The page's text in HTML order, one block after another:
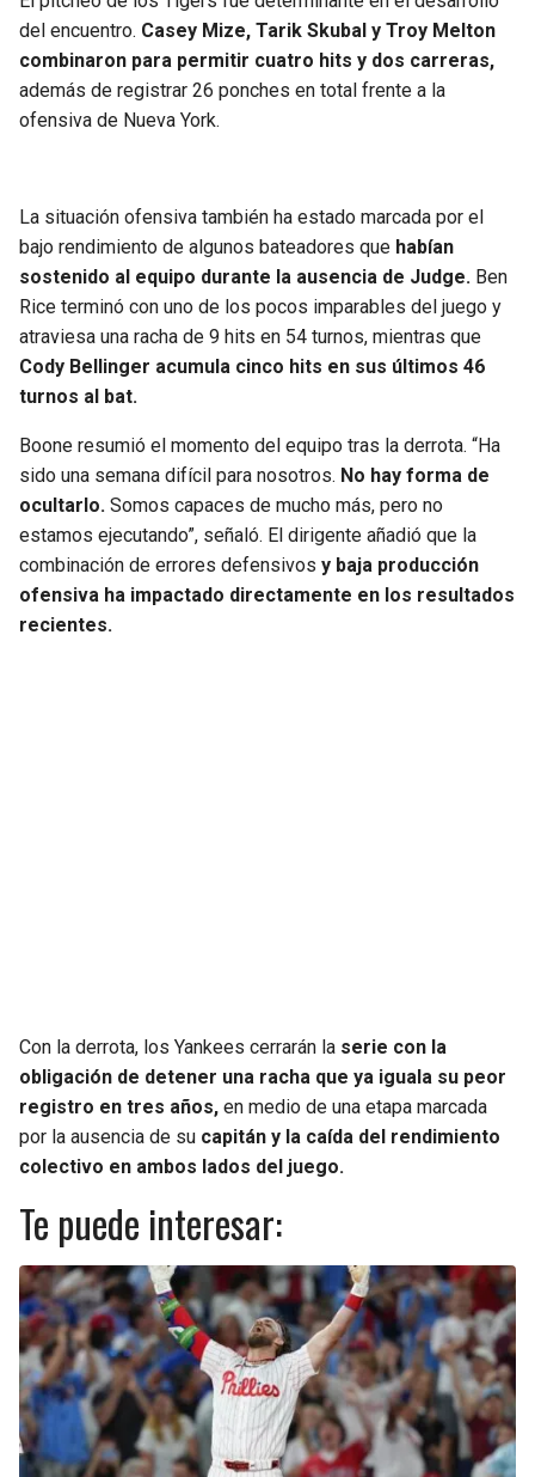
del encuentro. Casey Mize, Tarik Skubal y Troy Melton
combinaron para permitir cuatro hits y dos carreras,
además de registrar 26 ponches en total frente a la
ofensiva de Nueva York.
La situación ofensiva también ha estado marcada por el
bajo rendimiento de algunos bateadores que habían
sostenido al equipo durante la ausencia de Judge. Ben
Rice terminó con uno de los pocos imparables del juego y
atraviesa una racha de 9 hits en 54 turnos, mientras que
Cody Bellinger acumula cinco hits en sus últimos 46
turnos al bat.
Boone resumió el momento del equipo tras la derrota. “Ha
sido una semana difícil para nosotros. No hay forma de
ocultarlo. Somos capaces de mucho más, pero no
estamos ejecutando”, señaló. El dirigente añadió que la
combinación de errores defensivos y baja producción
ofensiva ha impactado directamente en los resultados
recientes.
Con la derrota, los Yankees cerrarán la serie con la
obligación de detener una racha que ya iguala su peor
registro en tres años, en medio de una etapa marcada
por la ausencia de su capitán y la caída del rendimiento
colectivo en ambos lados del juego.
Te puede interesar: